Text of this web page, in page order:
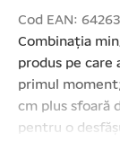
Cod EAN:
Combinația
produs pe care
primul
cm plus sfoară
pentru o